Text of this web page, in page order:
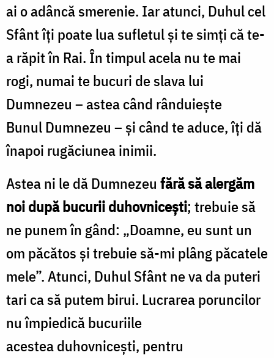
ai o adâncă smerenie. Iar atunci, Duhul cel
Sfânt îți poate lua sufletul și te simți că te-
a răpit în Rai. În timpul acela nu te mai
rogi, numai te bucuri de slava lui
Dumnezeu – astea când rânduiește
Bunul Dumnezeu – și când te aduce, îți dă
înapoi rugăciunea inimii.
Astea ni le dă Dumnezeu fără să alergăm
noi după bucurii duhovnicești; trebuie să
ne punem în gând: „Doamne, eu sunt un
om păcătos și trebuie să-mi plâng păcatele
mele”. Atunci, Duhul Sfânt ne va da puteri
tari ca să putem birui. Lucrarea poruncilor
nu împiedică bucuriile
acestea duhovnicești, pentru